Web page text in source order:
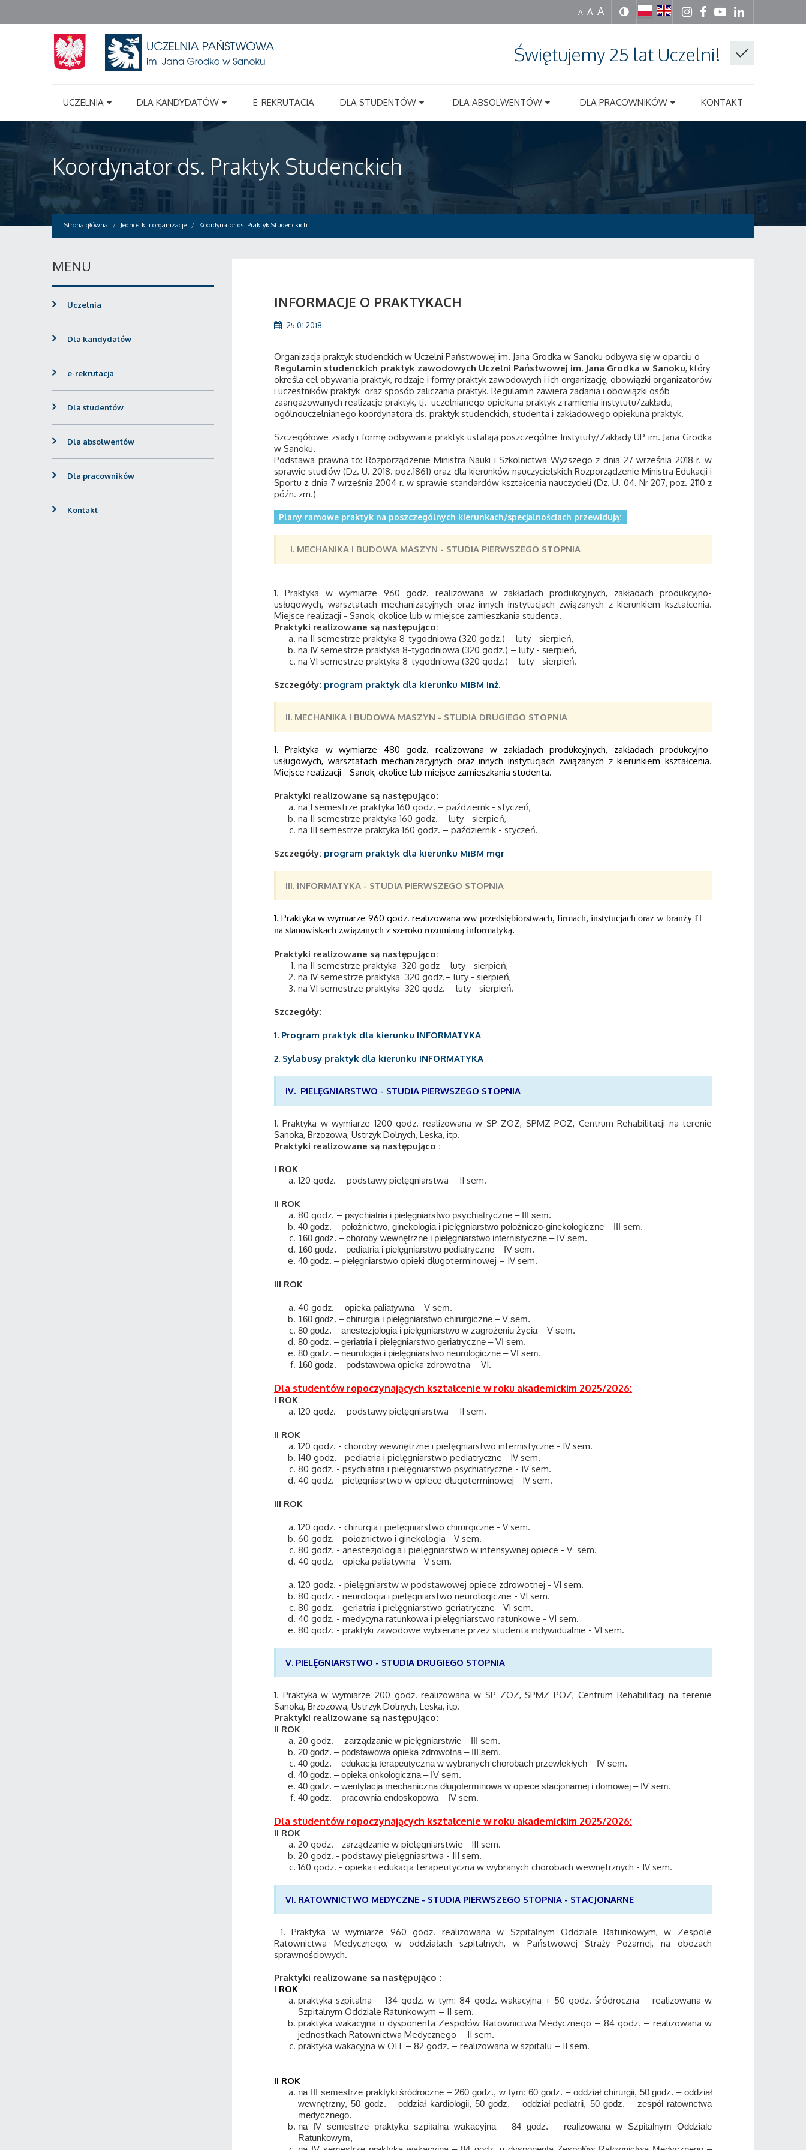
A A A
Świętujemy 25 lat Uczelni!
UCZELNIA DLA KANDYDATÓW E-REKRUTACJA DLA STUDENTÓW DLA ABSOLWENTÓW DLA PRACOWNIKÓW KONTAKT
Koordynator ds. Praktyk Studenckich
Strona główna Jednostki i organizacje Koordynator ds. Praktyk Studenckich
INFORMACJE O PRAKTYKACH
25.01.2018
Organizacja praktyk studenckich w Uczelni Państwowej im. Jana Grodka w Sanoku odbywa się w oparciu o
Regulamin studenckich praktyk zawodowych Uczelni Państwowej im. Jana Grodka w Sanoku, który
określa cel obywania praktyk, rodzaje i formy praktyk zawodowych i ich organizację, obowiązki organizatorów
i uczestników praktyk oraz sposób zaliczania praktyk. Regulamin zawiera zadania i obowiązki osób
zaangażowanych realizacje praktyk, tj. uczelnianego opiekuna praktyk z ramienia instytutu/zakładu,
ogólnouczelnianego koordynatora ds. praktyk studenckich, studenta i zakładowego opiekuna praktyk.
Szczegółowe zsady i formę odbywania praktyk ustalają poszczególne Instytuty/Zakłady UP im. Jana Grodka
w Sanoku.
Podstawa prawna to: Rozporządzenie Ministra Nauki i Szkolnictwa Wyższego z dnia 27 września 2018 r. w
sprawie studiów (Dz. U. 2018. poz.1861) oraz dla kierunków nauczycielskich Rozporządzenie Ministra Edukacji i
Sportu z dnia 7 września 2004 r. w sprawie standardów kształcenia nauczycieli (Dz. U. 04. Nr 207, poz. 2110 z
późn. zm.)
Plany ramowe praktyk na poszczególnych kierunkach/specjalnościach przewidują:
I. MECHANIKA I BUDOWA MASZYN - STUDIA PIERWSZEGO STOPNIA
1. Praktyka w wymiarze 960 godz. realizowana w zakładach produkcyjnych, zakładach produkcyjno-
usługowych, warsztatach mechanizacyjnych oraz innych instytucjach związanych z kierunkiem kształcenia.
Miejsce realizacji - Sanok, okolice lub w miejsce zamieszkania studenta.
Praktyki realizowane są następująco:
na II semestrze praktyka 8-tygodniowa (320 godz.) – luty - sierpień,
na IV semestrze praktyka 8-tygodniowa (320 godz.) – luty - sierpień,
na VI semestrze praktyka 8-tygodniowa (320 godz.) – luty - sierpień.
Szczegóły: program praktyk dla kierunku MiBM inż.
II. MECHANIKA I BUDOWA MASZYN - STUDIA DRUGIEGO STOPNIA
1. Praktyka w wymiarze 480 godz. realizowana w zakładach produkcyjnych, zakładach produkcyjno-
usługowych, warsztatach mechanizacyjnych oraz innych instytucjach związanych z kierunkiem kształcenia.
Miejsce realizacji - Sanok, okolice lub miejsce zamieszkania studenta.
Praktyki realizowane są następująco:
na I semestrze praktyka 160 godz. – październk - styczeń,
na II semestrze praktyka 160 godz. – luty - sierpień,
na III semestrze praktyka 160 godz. – październik - styczeń.
Szczegóły: program praktyk dla kierunku MiBM mgr
III. INFORMATYKA - STUDIA PIERWSZEGO STOPNIA
1. Praktyka w wymiarze 960 godz. realizowana ww przedsiębiorstwach, firmach, instytucjach oraz w branży IT
na stanowiskach związanych z szeroko rozumianą informatyką.
Praktyki realizowane są następująco:
na II semestrze praktyka 320 godz – luty - sierpień,
na IV semestrze praktyka 320 godz.– luty - sierpień,
na VI semestrze praktyka 320 godz. – luty - sierpień.
Szczegóły:
1. Program praktyk dla kierunku INFORMATYKA
2. Sylabusy praktyk dla kierunku INFORMATYKA
IV. PIELĘGNIARSTWO - STUDIA PIERWSZEGO STOPNIA
1. Praktyka w wymiarze 1200 godz. realizowana w SP ZOZ, SPMZ POZ, Centrum Rehabilitacji na terenie
Sanoka, Brzozowa, Ustrzyk Dolnych, Leska, itp.
Praktyki realizowane są następująco :
I ROK
120 godz. – podstawy pielęgniarstwa – II sem.
II ROK
80 godz. – psychiatria i pielęgniarstwo psychiatryczne – III sem.
40 godz. – położnictwo, ginekologia i pielęgniarstwo położniczo-ginekologiczne – III sem.
160 godz. – choroby wewnętrzne i pielęgniarstwo internistyczne – IV sem.
160 godz. – pediatria i pielęgniarstwo pediatryczne – IV sem.
40 godz. – pielęgniarstwo opieki długoterminowej – IV sem.
III ROK
40 godz. – opieka paliatywna – V sem.
160 godz. – chirurgia i pielęgniarstwo chirurgiczne – V sem.
80 godz. – anestezjologia i pielęgniarstwo w zagrożeniu życia – V sem.
80 godz. – geriatria i pielęgniarstwo geriatryczne – VI sem.
80 godz. – neurologia i pielęgniarstwo neurologiczne – VI sem.
160 godz. – podstawowa opieka zdrowotna – VI.
Dla studentów ropoczynających kształcenie w roku akademickim 2025/2026:
I ROK
120 godz. – podstawy pielęgniarstwa – II sem.
II ROK
120 godz. - choroby wewnętrzne i pielęgniarstwo internistyczne - IV sem.
140 godz. - pediatria i pielęgniarstwo pediatryczne - IV sem.
80 godz. - psychiatria i pielęgniarstwo psychiatryczne - IV sem.
40 godz. - pielęgniasrtwo w opiece długoterminowej - IV sem.
III ROK
120 godz. - chirurgia i pielęgniarstwo chirurgiczne - V sem.
60 godz. - położnictwo i ginekologia - V sem.
80 godz. - anestezjologia i pielęgniarstwo w intensywnej opiece - V sem.
40 godz. - opieka paliatywna - V sem.
120 godz. - pielęgniarstw w podstawowej opiece zdrowotnej - VI sem.
80 godz. - neurologia i pielęgniarstwo neurologiczne - VI sem.
80 godz. - geriatria i pielęgniarstwo geriatryczne - VI sem.
40 godz. - medycyna ratunkowa i pielęgniarstwo ratunkowe - VI sem.
80 godz. - praktyki zawodowe wybierane przez studenta indywidualnie - VI sem.
V. PIELĘGNIARSTWO - STUDIA DRUGIEGO STOPNIA
1. Praktyka w wymiarze 200 godz. realizowana w SP ZOZ, SPMZ POZ, Centrum Rehabilitacji na terenie
Sanoka, Brzozowa, Ustrzyk Dolnych, Leska, itp.
Praktyki realizowane są następująco:
II ROK
20 godz. – zarządzanie w pielęgniarstwie – III sem.
20 godz. – podstawowa opieka zdrowotna – III sem.
40 godz. – edukacja terapeutyczna w wybranych chorobach przewlekłych – IV sem.
40 godz. – opieka onkologiczna – IV sem.
40 godz. – wentylacja mechaniczna długoterminowa w opiece stacjonarnej i domowej – IV sem.
40 godz. – pracownia endoskopowa – IV sem.
Dla studentów ropoczynających kształcenie w roku akademickim 2025/2026:
II ROK
20 godz. - zarządzanie w pielęgniarstwie - III sem.
20 godz. - podstawy pielęgniasrtwa - III sem.
160 godz. - opieka i edukacja terapeutyczna w wybranych chorobach wewnętrznych - IV sem.
VI. RATOWNICTWO MEDYCZNE - STUDIA PIERWSZEGO STOPNIA - STACJONARNE
1. Praktyka w wymiarze 960 godz. realizowana w Szpitalnym Oddziale Ratunkowym, w Zespole
Ratownictwa Medycznego, w oddziałach szpitalnych, w Państwowej Straży Pożarnej, na obozach
sprawnościowych.
Praktyki realizowane sa następująco :
I ROK
praktyka szpitalna –134 godz. w tym: 84 godz. wakacyjna + 50 godz. śródroczna – realizowana w
Szpitalnym Oddziale Ratunkowym – II sem.
praktyka wakacyjna u dysponenta Zespołów Ratownictwa Medycznego – 84 godz. – realizowana w
jednostkach Ratownictwa Medycznego – II sem.
praktyka wakacyjna w OIT – 82 godz. – realizowana w szpitalu – II sem.
II ROK
na III semestrze praktyki śródroczne – 260 godz., w tym: 60 godz. – oddział chirurgii, 50 godz. – oddział
wewnętrzny, 50 godz. – oddział kardiologii, 50 godz. – oddział pediatrii, 50 godz. – zespół ratownctwa
medycznego.
na IV semestrze praktyka szpitalna wakacyjna – 84 godz. – realizowana w Szpitalnym Oddziale
Ratunkowym,
MENU
Uczelnia
Dla kandydatów
e-rekrutacja
Dla studentów
Dla absolwentów
Dla pracowników
Kontakt